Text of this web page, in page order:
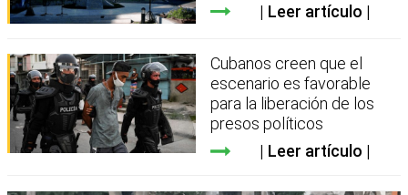
Leer artículo
Cubanos creen que el
escenario es favorable
para la liberación de los
presos políticos
Leer artículo